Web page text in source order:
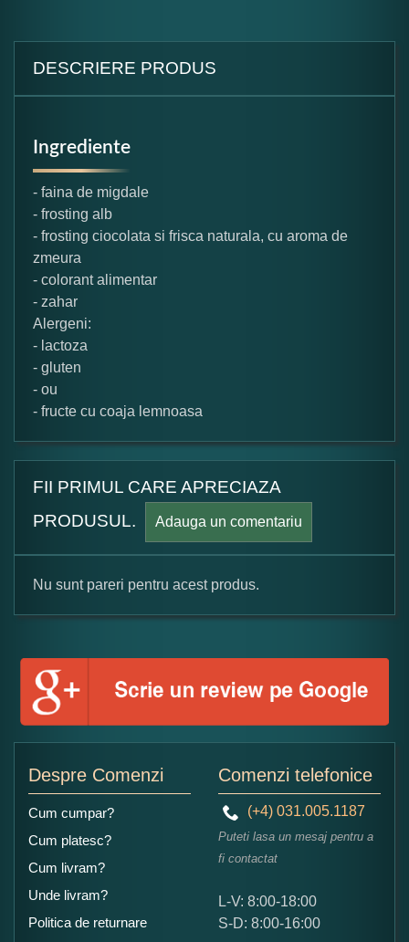
DESCRIERE PRODUS
Ingrediente
- faina de migdale
- frosting alb
- frosting ciocolata si frisca naturala, cu aroma de
zmeura
- colorant alimentar
- zahar
Alergeni:
- lactoza
- gluten
- ou
- fructe cu coaja lemnoasa
FII PRIMUL CARE APRECIAZA
PRODUSUL.
Adauga un comentariu
Formular pareri client
Numele dumneavoastra:
Ce nota acordati acestui produs?
5
Nu sunt pareri pentru acest produs.
Despre Comenzi
Cum cumpar?
Cum platesc?
Cum livram?
Unde livram?
Politica de returnare
Comenzi telefonice
(+4) 031.005.1187
Puteti lasa un mesaj pentru a
fi contactat
L-V: 8:00-18:00
S-D: 8:00-16:00